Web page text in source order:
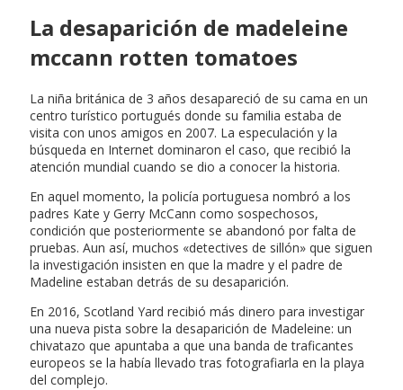
La desaparición de madeleine
mccann rotten tomatoes
La niña británica de 3 años desapareció de su cama en un
centro turístico portugués donde su familia estaba de
visita con unos amigos en 2007. La especulación y la
búsqueda en Internet dominaron el caso, que recibió la
atención mundial cuando se dio a conocer la historia.
En aquel momento, la policía portuguesa nombró a los
padres Kate y Gerry McCann como sospechosos,
condición que posteriormente se abandonó por falta de
pruebas. Aun así, muchos «detectives de sillón» que siguen
la investigación insisten en que la madre y el padre de
Madeline estaban detrás de su desaparición.
En 2016, Scotland Yard recibió más dinero para investigar
una nueva pista sobre la desaparición de Madeleine: un
chivatazo que apuntaba a que una banda de traficantes
europeos se la había llevado tras fotografiarla en la playa
del complejo.